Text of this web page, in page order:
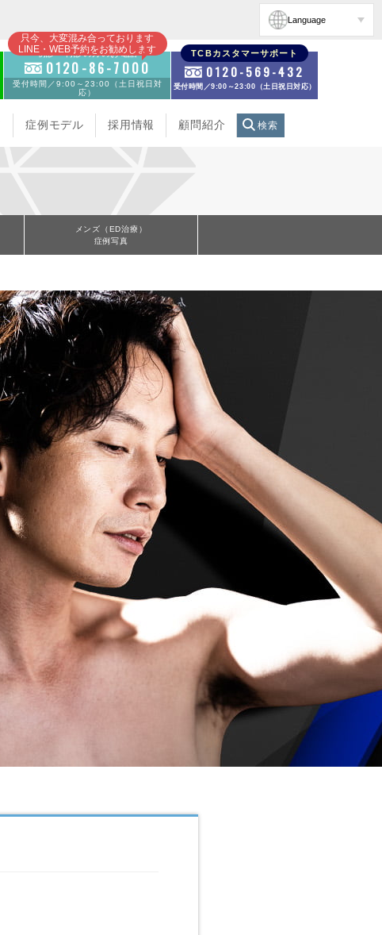
Language
只今、大変混み合っております
LINE・WEB予約をお勧めします
初診・再診の方のお電話
0120-86-7000
受付時間／9:00～23:00（土日祝日対
応）
TCBカスタマーサポート
0120-569-432
受付時間／9:00～23:00（土日祝日対応）
症例モデル 採用情報 顧問紹介 検索
メンズ（ED治療）
症例写真